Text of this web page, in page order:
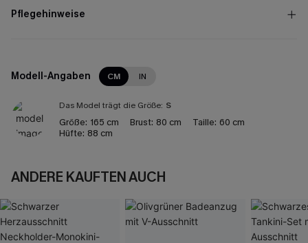
Pflegehinweise
Modell-Angaben CM IN
Das Model trägt die Größe: S
Größe: 165 cm Brust: 80 cm Taille: 60 cm
Hüfte: 88 cm
ANDERE KAUFTEN AUCH